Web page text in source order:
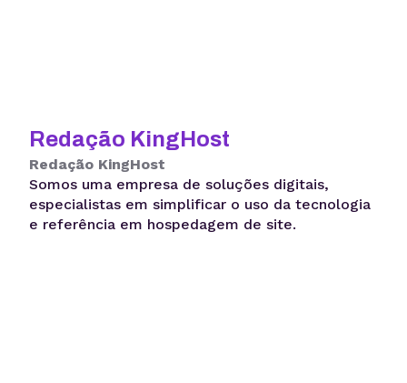
Redação KingHost
Redação KingHost
Somos uma empresa de soluções digitais,
especialistas em simplificar o uso da tecnologia
e referência em hospedagem de site.